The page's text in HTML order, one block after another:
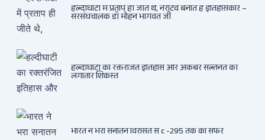
हल्दीघाटी में प्रताप ही जीते थे, नैरेटिव बनाते हैं इतिहासकार –
सरसंघचालक डॉ मोहन भागवत जी
हल्दीघाटी का रक्तरंजित इतिहास और अकबर सल्तनत की
लगातार शिकस्त
भारत ने भरा सनातन विरासत से c -295 तक का सफर